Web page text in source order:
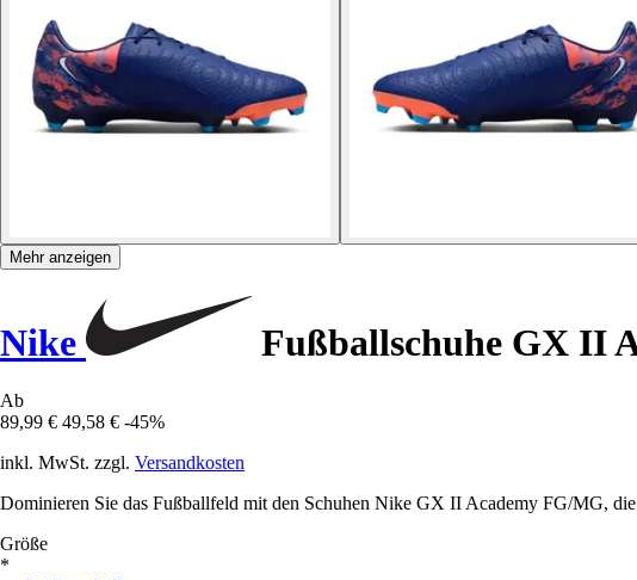
Mehr anzeigen
Nike Fußballschuhe GX II
Ab
89,99 € 49,58 € -45%
inkl. MwSt. zzgl. Versandkosten
Dominieren Sie das Fußballfeld mit den Schuhen Nike GX II Academy FG/MG,
Größe
*